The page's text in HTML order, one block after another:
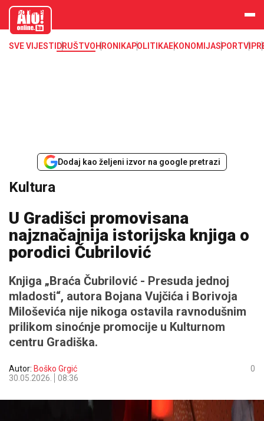
aloonline.b
SVE VIJESTI DRUŠTVOHRONIKAPOLITIKAEKONOMIJASPORTVIP
Dodaj kao željeni izvor na google pretrazi
Kultura
U Gradišci promovisana
najznačajnija istorijska knjiga o
porodici Čubrilović
Knjiga „Braća Čubrilović - Presuda jednoj
mladosti“, autora Bojana Vujčića i Borivoja
Miloševića nije nikoga ostavila ravnodušnim
prilikom sinoćnje promocije u Kulturnom
centru Gradiška.
Autor: Boško Grgić
30.05.2026.
08:36
0